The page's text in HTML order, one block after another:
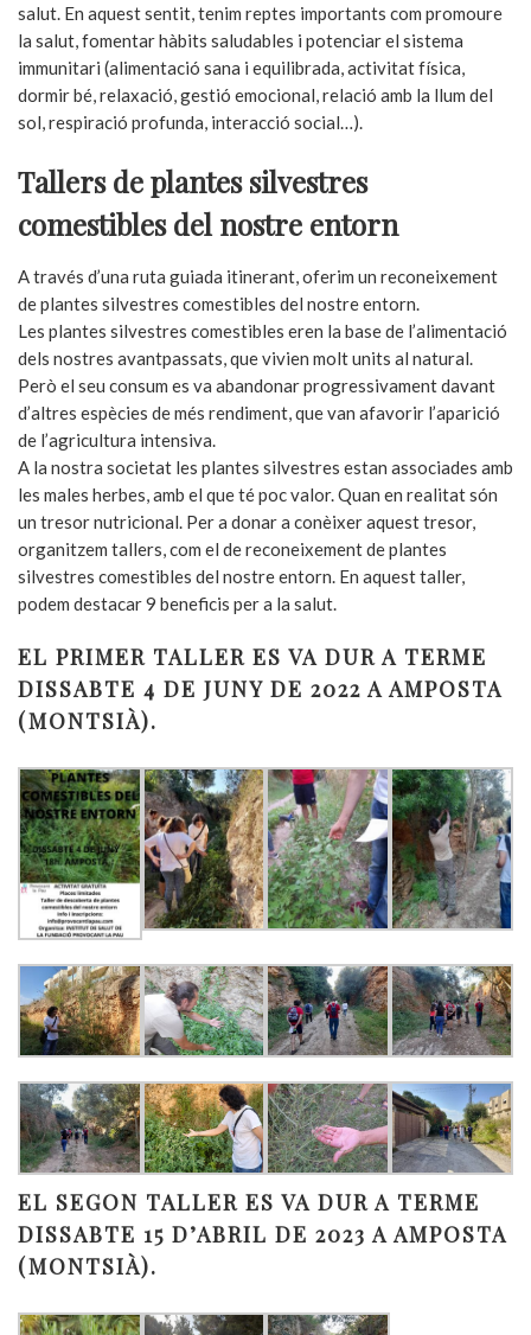
salut. En aquest sentit, tenim reptes importants com promoure
la salut, fomentar hàbits saludables i potenciar el sistema
immunitari (alimentació sana i equilibrada, activitat física,
dormir bé, relaxació, gestió emocional, relació amb la llum del
sol, respiració profunda, interacció social…).
Tallers de plantes silvestres
comestibles del nostre entorn
A través d’una ruta guiada itinerant, oferim un reconeixement
de plantes silvestres comestibles del nostre entorn.
Les plantes silvestres comestibles eren la base de l’alimentació
dels nostres avantpassats, que vivien molt units al natural.
Però el seu consum es va abandonar progressivament davant
d’altres espècies de més rendiment, que van afavorir l’aparició
de l’agricultura intensiva.
A la nostra societat les plantes silvestres estan associades amb
les males herbes, amb el que té poc valor. Quan en realitat són
un tresor nutricional. Per a donar a conèixer aquest tresor,
organitzem tallers, com el de reconeixement de plantes
silvestres comestibles del nostre entorn. En aquest taller,
podem destacar 9 beneficis per a la salut.
EL PRIMER TALLER ES VA DUR A TERME
DISSABTE 4 DE JUNY DE 2022 A AMPOSTA
(MONTSIÀ).
EL SEGON TALLER ES VA DUR A TERME
DISSABTE 15 D’ABRIL DE 2023 A AMPOSTA
(MONTSIÀ).